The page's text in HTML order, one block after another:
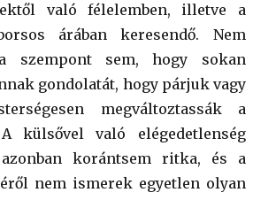
való félelemben, illetve a
árában keresendő. Nem
szempont sem, hogy sokan
gondolatát, hogy párjuk vagy
megváltoztassák a
külsővel való elégedetlenség
korántsem ritka, és a
nem ismerek egyetlen olyan